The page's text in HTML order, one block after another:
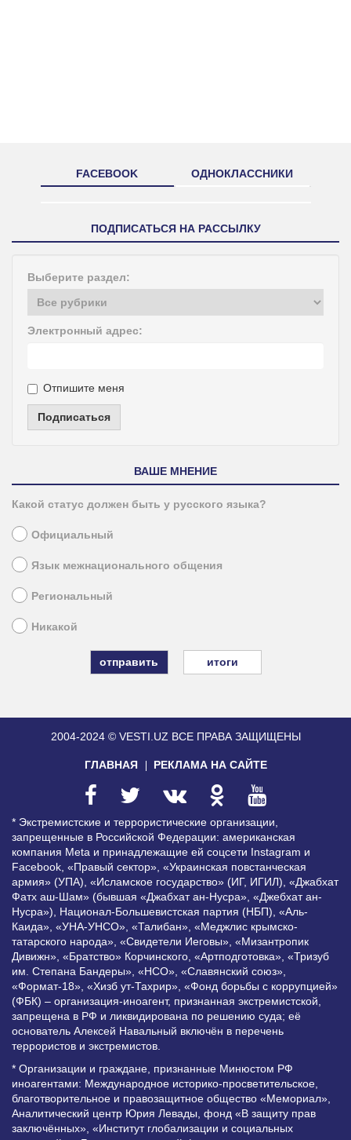
FACEBOOK ОДНОКЛАССНИКИ
ПОДПИСАТЬСЯ НА РАССЫЛКУ
Выберите раздел:
Электронный адрес:
Отпишите меня
Подписаться
ВАШЕ МНЕНИЕ
Какой статус должен быть у русского языка?
Официальный
Язык межнационального общения
Региональный
Никакой
итоги
2004-2024 © VESTI.UZ ВСЕ ПРАВА ЗАЩИЩЕНЫ
ГЛАВНАЯ РЕКЛАМА НА САЙТЕ
* Экстремистские и террористические организации,
запрещенные в Российской Федерации: американская
компания Meta и принадлежащие ей соцсети Instagram и
Facebook, «Правый сектор», «Украинская повстанческая
армия» (УПА), «Исламское государство» (ИГ, ИГИЛ), «Джабхат
Фатх аш-Шам» (бывшая «Джабхат ан-Нусра», «Джебхат ан-
Нусра»), Национал-Большевистская партия (НБП), «Аль-
Каида», «УНА-УНСО», «Талибан», «Меджлис крымско-
татарского народа», «Свидетели Иеговы», «Мизантропик
Дивижн», «Братство» Корчинского, «Артподготовка», «Тризуб
им. Степана Бандеры», «НСО», «Славянский союз»,
«Формат-18», «Хизб ут-Тахрир», «Фонд борьбы с коррупцией»
(ФБК) – организация-иноагент, признанная экстремистской,
запрещена в РФ и ликвидирована по решению суда; её
основатель Алексей Навальный включён в перечень
террористов и экстремистов.
* Организации и граждане, признанные Минюстом РФ
иноагентами: Международное историко-просветительское,
благотворительное и правозащитное общество «Мемориал»,
Аналитический центр Юрия Левады, фонд «В защиту прав
заключённых», «Институт глобализации и социальных